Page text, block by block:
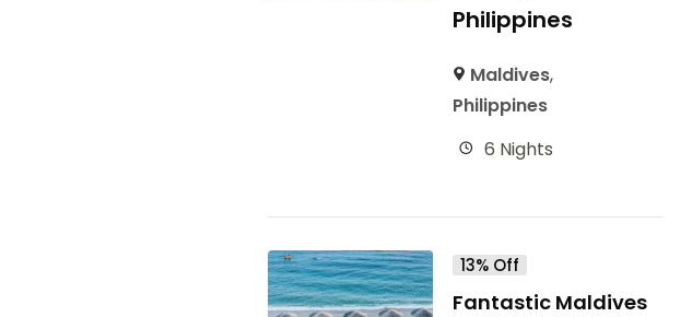
Philippines
Maldives,
Philippines
6 Nights
13% Off
Fantastic Maldives